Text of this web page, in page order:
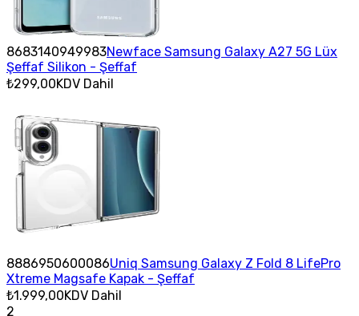
8683140949983Newface Samsung Galaxy A27 5G Lüx
Şeffaf Silikon - Şeffaf
₺299,00KDV Dahil
8886950600086Uniq Samsung Galaxy Z Fold 8 LifePro
Xtreme Magsafe Kapak - Şeffaf
₺1.999,00KDV Dahil
2